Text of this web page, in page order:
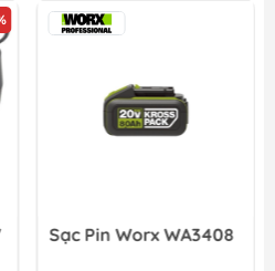
Sạc Pin Worx WA3408